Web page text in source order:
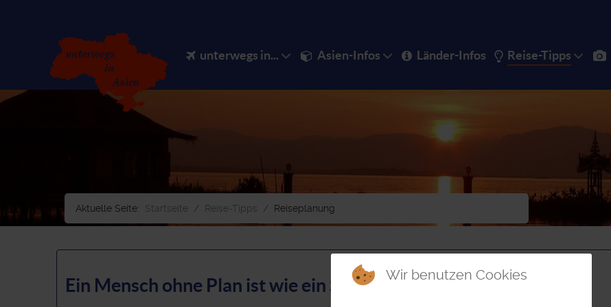
unterwegs in... Asien-Infos Länder-Infos Reise-Tipps
Aktuelle Seite: Startseite Reise-Tipps Reiseplanung
Ein Mensch ohne Plan ist wie ein Schiff ohne Steuer
Wir benutzen Cookies